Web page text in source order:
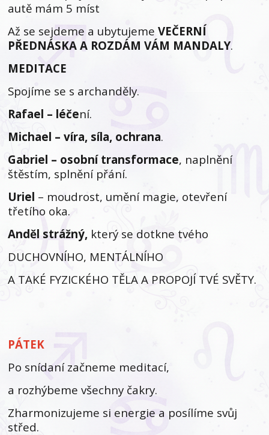
autě mám 5 míst
Až se sejdeme a ubytujemeVEČERNÍ
PŘEDNÁSKA A ROZDÁM VÁM MANDALY.
MEDITACE
Spojíme se s archanděly.
Rafael – léčení.
Michael – víra, síla, ochrana.
Gabriel – osobní transformace, naplnění
štěstím, splnění přání.
Uriel – moudrost, umění magie, otevření
třetího oka.
Anděl strážný, který se dotkne tvého
DUCHOVNÍHO, MENTÁLNÍHO
A TAKÉ FYZICKÉHO TĚLA A PROPOJÍ TVÉ SVĚTY.
PÁTEK
Po snídaní začneme meditací,
a rozhýbeme všechny čakry.
Zharmonizujeme si energie a posílíme svůj
střed.